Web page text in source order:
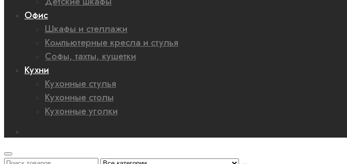
Офис
Шкафы и стеллажи
Компьютерные кресла и стулья
Софы, тахты, кушетки
Кухни
Кухонные стулья
Кухонные столы
Кухонные уголки